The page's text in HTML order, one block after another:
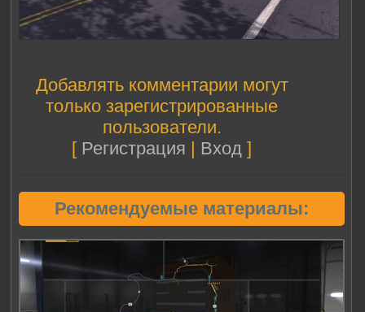
Добавлять комментарии могут
только зарегистрированные
пользователи.
[ Регистрация | Вход ]
Рекомендуемые материалы: